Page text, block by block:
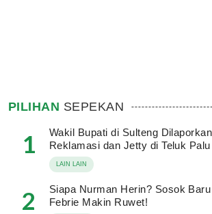
PILIHAN SEPEKAN
1
Wakil Bupati di Sulteng
Reklamasi dan Jetty di Teluk Palu
LAIN LAIN
2
Siapa Nurman Herin? Sosok
Febrie Makin Ruwet!